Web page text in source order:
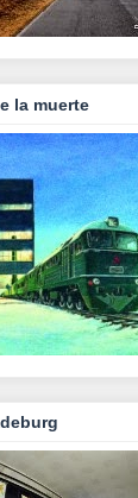
la muerte